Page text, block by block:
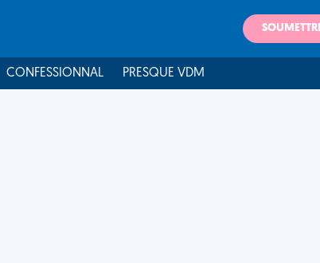
CONFESSIONNAL PRESQUE VDM